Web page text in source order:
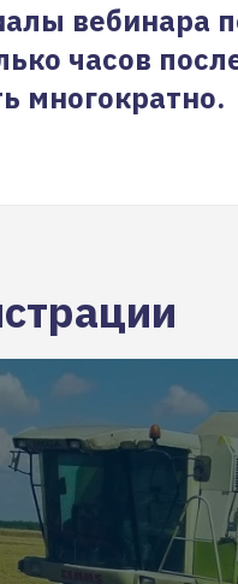
вебинара
часов
многократно.